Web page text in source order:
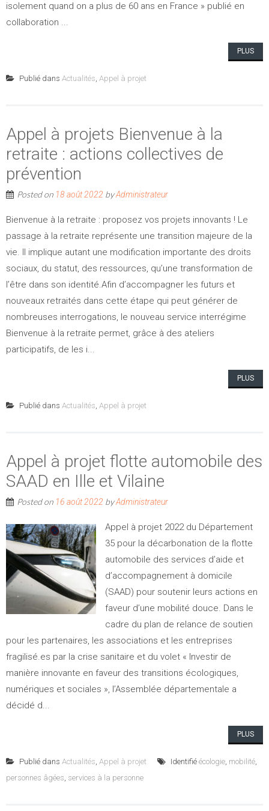
isolement quand on a plus de 60 ans en France » publié en
collaboration ...
PLUS
Publié dans Actualités, Appel à projet
Appel à projets Bienvenue à la
retraite : actions collectives de
prévention
Posted on 18 août 2022 byAdministrateur
Bienvenue à la retraite : proposez vos projets innovants ! Le
passage à la retraite représente une transition majeure de la
vie. Il implique autant une modification importante des droits
sociaux, du statut, des ressources, qu’une transformation de
l’être dans son identité.Afin d’accompagner les futurs et
nouveaux retraités dans cette étape qui peut générer de
nombreuses interrogations, le nouveau service interrégime
Bienvenue à la retraite permet, grâce à des ateliers
participatifs, de les i...
PLUS
Publié dans Actualités, Appel à projet
Appel à projet flotte automobile des
SAAD en Ille et Vilaine
Posted on 16 août 2022 byAdministrateur
Appel à projet 2022 du Département
35 pour la décarbonation de la flotte
automobile des services d’aide et
d’accompagnement à domicile
(SAAD) pour soutenir leurs actions en
faveur d’une mobilité douce. Dans le
cadre du plan de relance de soutien
pour les partenaires, les associations et les entreprises
fragilisé.es par la crise sanitaire et du volet « Investir de
manière innovante en faveur des transitions écologiques,
numériques et sociales », l’Assemblée départementale a
décidé d...
PLUS
Publié dans Actualités, Appel à projet Identifié écologie, mobilité,
personnes âgées, services à la personne